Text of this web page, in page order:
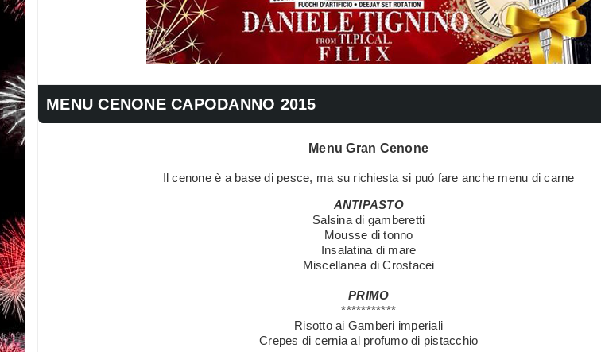
MENU CENONE CAPODANNO 2015
Menu Gran Cenone
Il cenone è a base di pesce, ma su richiesta si puó fare anche menu di carne
ANTIPASTO
Salsina di gamberetti
Mousse di tonno
Insalatina di mare
Miscellanea di Crostacei
PRIMO
***********
Risotto ai Gamberi imperiali
Crepes di cernia al profumo di pistacchio